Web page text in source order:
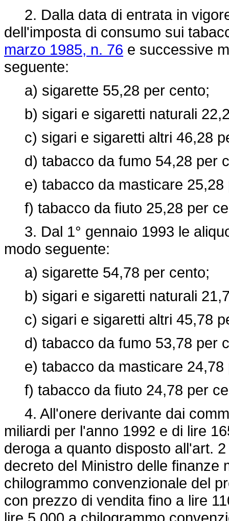
2. Dalla data di entrata in
dell'imposta di consumo sui
marzo 1985, n. 76 e successive
seguente:
a) sigarette 55,28 per cento;
b) sigari e sigaretti naturali
c) sigari e sigaretti altri 46,28
d) tabacco da fumo 54,28 per
e) tabacco da masticare 25,28
f) tabacco da fiuto 25,28 per
3. Dal 1° gennaio 1993 le
modo seguente:
a) sigarette 54,78 per cento;
b) sigari e sigaretti naturali
c) sigari e sigaretti altri 45,78
d) tabacco da fumo 53,78 per
e) tabacco da masticare 24,78
f) tabacco da fiuto 24,78 per
4. All'onere derivante dai
miliardi per l'anno 1992 e di lire
deroga a quanto disposto all'art.
decreto del Ministro delle finanze
chilogrammo convenzionale del
con prezzo di vendita fino a lire